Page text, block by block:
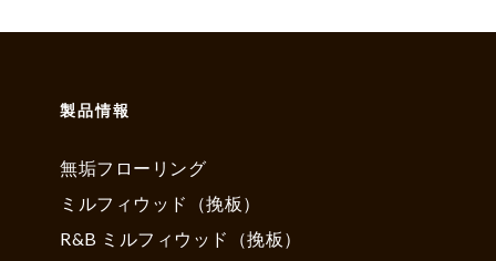
製品情報
無垢フローリング
ミルフィウッド（挽板）
R&B ミルフィウッド（挽板）